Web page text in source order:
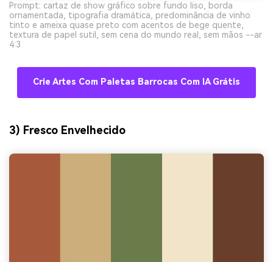
Prompt: cartaz de show gráfico sobre fundo liso, borda
ornamentada, tipografia dramática, predominância de vinho
tinto e ameixa quase preto com acentos de bege quente,
textura de papel sutil, sem cena do mundo real, sem mãos --ar
4:3
Crie Artes Com Paletas Barrocas Com IA Grátis
3) Fresco Envelhecido